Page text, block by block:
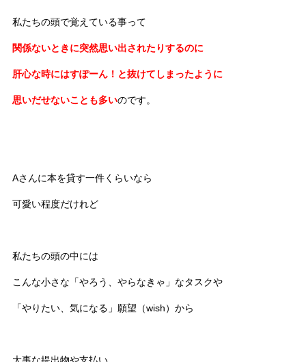
私たちの頭で覚えている事って
関係ないときに突然思い出されたりするのに
肝心な時にはすぽーん！と抜けてしまったように
思いだせないことも多いのです。
Aさんに本を貸す一件くらいなら
可愛い程度だけれど
私たちの頭の中には
こんな小さな「やろう、やらなきゃ」なタスクや
「やりたい、気になる」願望（wish）から